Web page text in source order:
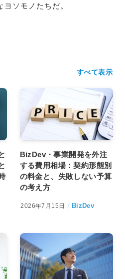
ソモノたちだ。
すべて表示
BizDev・事業開発を外注
する費用相場：契約形態別
の料金と、失敗しない予算
の考え方
2026年7月15日 BizDev